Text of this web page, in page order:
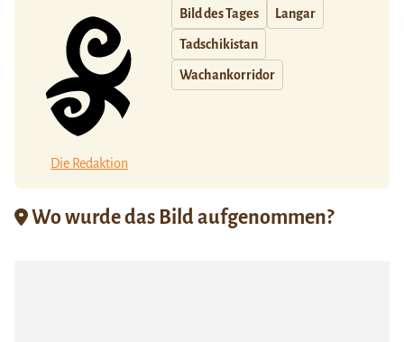
Die Redaktion
Bild des Tages Langar
Tadschikistan
Wachankorridor
Wo wurde das Bild aufgenommen?